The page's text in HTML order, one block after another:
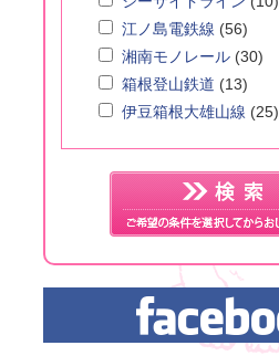
江ノ島電鉄線 (56)
湘南モノレール (30)
箱根登山鉄道 (13)
伊豆箱根大雄山線 (25)